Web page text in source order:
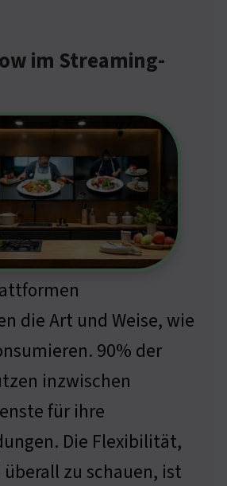
im Streaming-
die Art und Weise, wie
90% der
inzwischen
für ihre
Die Flexibilität,
zu schauen, ist